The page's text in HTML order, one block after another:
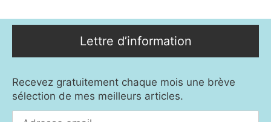
Lettre d’information
Recevez gratuitement chaque mois une brève
sélection de mes meilleurs articles.